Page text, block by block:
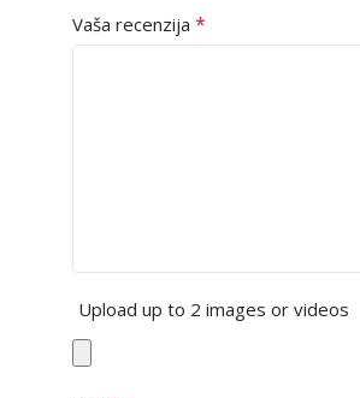
Vaša recenzija *
Upload up to 2 images or videos